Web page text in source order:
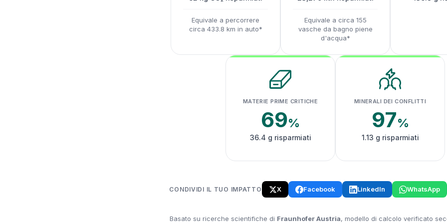
Equivale a percorrere
circa 433.8 km in auto*
Equivale a circa 155
vasche da bagno piene
d'acqua*
MATERIE PRIME CRITICHE
69%
36.4 g risparmiati
MINERALI DEI CONFLITTI
97%
1.13 g risparmiati
CONDIVIDI IL TUO IMPATTO X Facebook LinkedIn WhatsApp
Basato su ricerche scientifiche di Fraunhofer Austria, modello di calcolo verificato